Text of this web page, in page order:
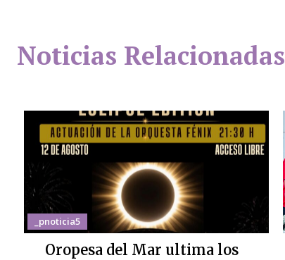
Noticias Relacionadas
_pnoticia5
Oropesa del Mar ultima los